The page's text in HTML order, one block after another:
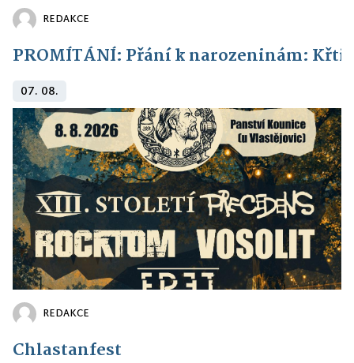
REDAKCE
PROMÍTÁNÍ: Přání k narozeninám:
07. 08.
REDAKCE
Chlastanfest